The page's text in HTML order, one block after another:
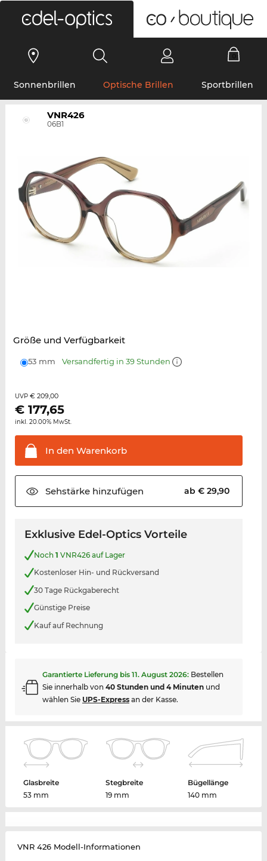
Sonnenbrillen Optische Brillen Sportbrillen
VNR426
06B1
Größe und Verfügbarkeit
53 mm Versandfertig in 39 Stunden
UVP € 209,00
€ 177,65
inkl. 20.00% MwSt.
In den Warenkorb
Sehstärkehinzufügen ab € 29,90
Exklusive Edel-Optics Vorteile
Noch 1 VNR426 auf Lager
Kostenloser Hin- und Rückversand
30 Tage Rückgaberecht
Günstige Preise
Kauf auf Rechnung
Garantierte Lieferung bis 11. August 2026: Bestellen
Sie innerhalb von 40 Stunden und 4 Minutenund
wählen Sie UPS-Expressan der Kasse.
Glasbreite
53 mm
Stegbreite
19 mm
Bügellänge
140 mm
VNR 426 Modell-Informationen